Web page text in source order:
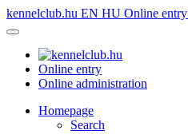
kennelclub.hu EN HU Online entry
Online entry
Online administration
Homepage
Search